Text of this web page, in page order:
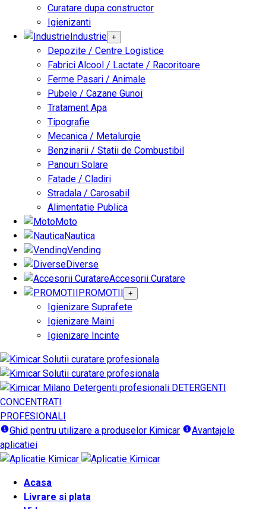
Curatare dupa constructor
Igienizanti
Industrie +
Depozite / Centre Logistice
Fabrici Alcool / Lactate / Racoritoare
Ferme Pasari / Animale
Pubele / Cazane Gunoi
Tratament Apa
Tipografie
Mecanica / Metalurgie
Benzinarii / Statii de Combustibil
Panouri Solare
Fatade / Cladiri
Stradala / Carosabil
Alimentatie Publica
Moto
Nautica
Vending
Diverse
Accesorii Curatare
PROMOTII +
Igienizare Suprafete
Igienizare Maini
Igienizare Incinte
DETERGENTI
CONCENTRATI
PROFESIONALI
Ghid pentru utilizare a produselor Kimicar
Avantajele
aplicatiei
Acasa
Livrare si plata